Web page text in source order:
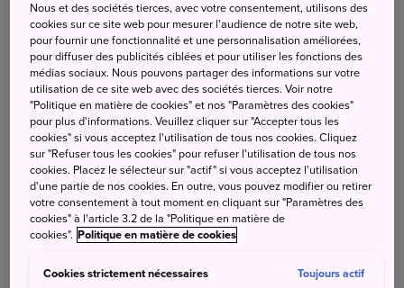
Gifu-ken
Afficher sur Google Maps
Get Transit Info
Une vue panoramique depuis le
« Château dans le ciel »
Situé en bordure de la ville de Gujo, ce château offre un
superbe panorama au sommet d'une colline. En hiver,
Nous et des sociétés tierces, avec votre consentement, utilisons des
cookies sur ce site web pour mesurer l'audience de notre site web,
pour fournir une fonctionnalité et une personnalisation améliorées,
pour diffuser des publicités ciblées et pour utiliser les fonctions des
médias sociaux. Nous pouvons partager des informations sur votre
utilisation de ce site web avec des sociétés tierces. Voir notre
"Politique en matière de cookies" et nos "Paramètres des cookies"
pour plus d'informations. Veuillez cliquer sur "Accepter tous les
cookies" si vous acceptez l'utilisation de tous nos cookies. Cliquez
sur "Refuser tous les cookies" pour refuser l'utilisation de tous nos
cookies. Placez le sélecteur sur "actif" si vous acceptez l'utilisation
d'une partie de nos cookies. En outre, vous pouvez modifier ou retirer
votre consentement à tout moment en cliquant sur "Paramètres des
cookies" à l'article 3.2 de la "Politique en matière de
cookies". Politique en matière de cookies
Cookies strictement nécessaires Toujours actif